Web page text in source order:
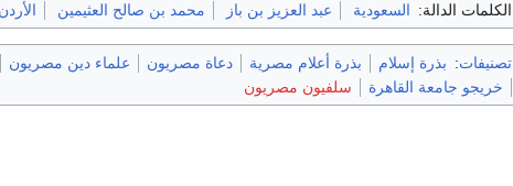
الكلمات الدالة: السعودية عبد العزيز بن باز محمد بن صالح العثيمين الأردن
تصنيفات: بذرة إسلام بذرة أعلام مصرية دعاة مصريون علماء دين مصريون
خريجو جامعة القاهرة
سلفيون مصريون